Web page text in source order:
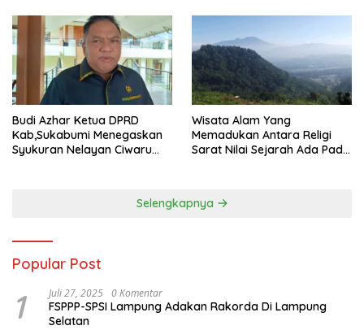
Budi Azhar Ketua DPRD
Kab,Sukabumi Menegaskan
Syukuran Nelayan Ciwaru
Wisata Alam Yang
Memadukan Antara Religi
Sarat Nilai Sejarah Ada Pada
Selengkapnya
Popular Post
1 Juli 27, 2025 0 Komentar
FSPPP-SPSI Lampung Adakan Rakorda Di Lampung
Selatan